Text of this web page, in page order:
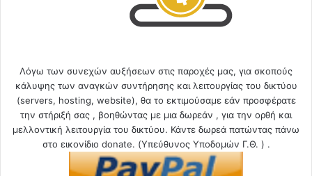
Λόγω των συνεχών αυξήσεων στις παροχές μας, για σκοπούς
κάλυψης των αναγκών συντήρησης και λειτουργίας του δικτύου
(servers, hosting, website), θα το εκτιμούσαμε εάν προσφέρατε
την στήριξή σας , βοηθώντας με μια δωρεάν , για την ορθή και
μελλοντική λειτουργία του δικτύου. Κάντε δωρεά πατώντας πάνω
στο εικονίδιο donate. (Υπεύθυνος Υποδομών Γ.Θ. ) .